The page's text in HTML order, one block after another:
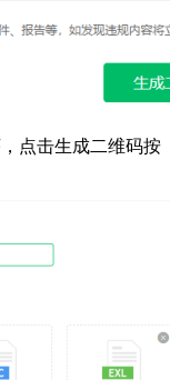
点击生成二维码按